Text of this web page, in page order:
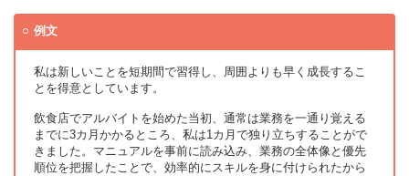
例文
私は新しいことを短期間で習得し、周囲よりも早く成長するこ
とを得意としています。
飲食店でアルバイトを始めた当初、通常は業務を一通り覚える
までに3カ月かかるところ、私は1カ月で独り立ちすることがで
きました。マニュアルを事前に読み込み、業務の全体像と優先
順位を把握したことで、効率的にスキルを身に付けられたから